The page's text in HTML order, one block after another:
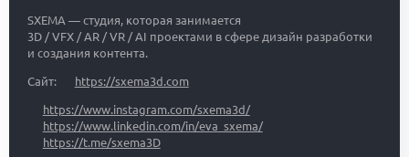
SXEMA — студия, которая занимается
3D / VFX / AR / VR / AI проектами в сфере дизайн разработки
и создания контента.
Сайт: https://sxema3d.com
https://www.instagram.com/sxema3d/
https://www.linkedin.com/in/eva_sxema/
https://t.me/sxema3D